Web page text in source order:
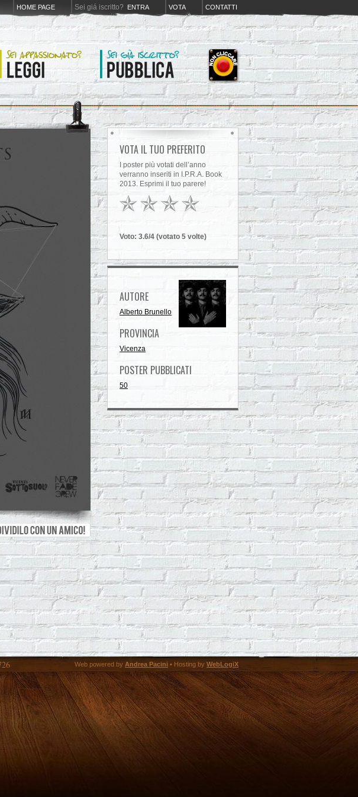
HOME PAGE Sei giá iscritto? ENTRA VOTA CONTATTI
VOTA IL TUO PREFERITO
I poster più votati dell’anno
verranno inseriti in I.P.R.A. Book
2013. Esprimi il tuo parere!
Voto: 3.6/4 (votato 5 volte)
AUTORE
Alberto Brunello
PROVINCIA
Vicenza
POSTER PUBBLICATI
50
Web powered by Andrea Pacini • Hosting by WebLogiX